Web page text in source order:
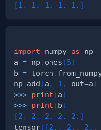
[1. 1. 1. 1. 1. ]
import numpy as
a = np . ones (5)
b = torch .
np . add (a , 1 , out=a)
>>> print (a)
>>> print (b)
[2. 2. 2. 2. 2. ]
tensor( [2. , 2. , 2. ,